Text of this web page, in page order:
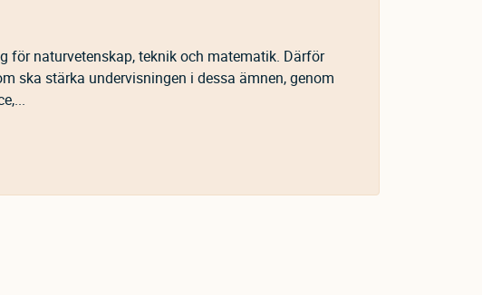
för naturvetenskap, teknik och matematik. Därför
ska stärka undervisningen i dessa ämnen, genom